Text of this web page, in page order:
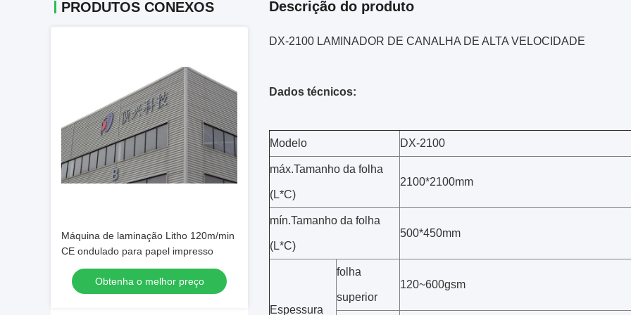
PRODUTOS CONEXOS
Máquina de laminação Litho 120m/min
CE ondulado para papel impresso
Obtenha o melhor preço
Descrição do produto
DX-2100 LAMINADOR DE CANALHA DE ALTA VELOCIDADE
Dados técnicos:
Modelo DX-2100
máx.Tamanho da folha
(L*C)
2100*2100mm
mín.Tamanho da folha
(L*C)
500*450mm
Espessura
folha
superior
120~600gsm